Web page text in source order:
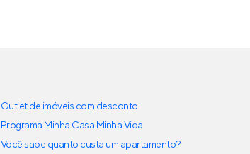
Outlet de imóveis com desconto
Programa Minha Casa Minha Vida
Você sabe quanto custa um apartamento?